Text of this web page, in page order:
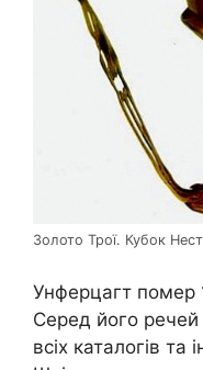
Золото Трої. Кубок
Унферцагт помер
Серед його речей
всіх каталогів та